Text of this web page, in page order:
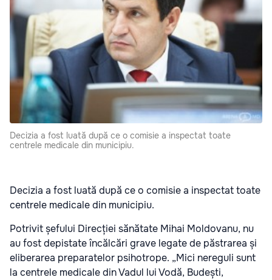
Decizia a fost luată după ce o comisie a inspectat toate
centrele medicale din municipiu.
Decizia a fost luată după ce o comisie a inspectat toate
centrele medicale din municipiu.
Potrivit șefului Direcției sănătate Mihai Moldovanu, nu
au fost depistate încălcări grave legate de păstrarea și
eliberarea preparatelor psihotrope. „Mici nereguli sunt
la centrele medicale din Vadul lui Vodă, Budești,